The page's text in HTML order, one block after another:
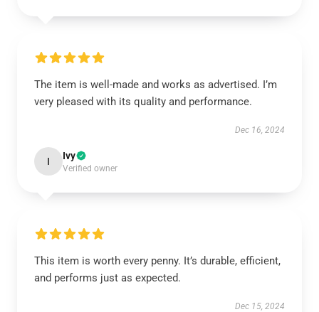
The item is well-made and works as advertised. I’m
very pleased with its quality and performance.
Dec 16, 2024
I Ivy
Verified owner
This item is worth every penny. It’s durable, efficient,
and performs just as expected.
Dec 15, 2024